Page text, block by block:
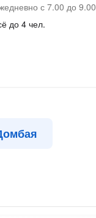
с 7.00 до 9.00
до 4 чел.